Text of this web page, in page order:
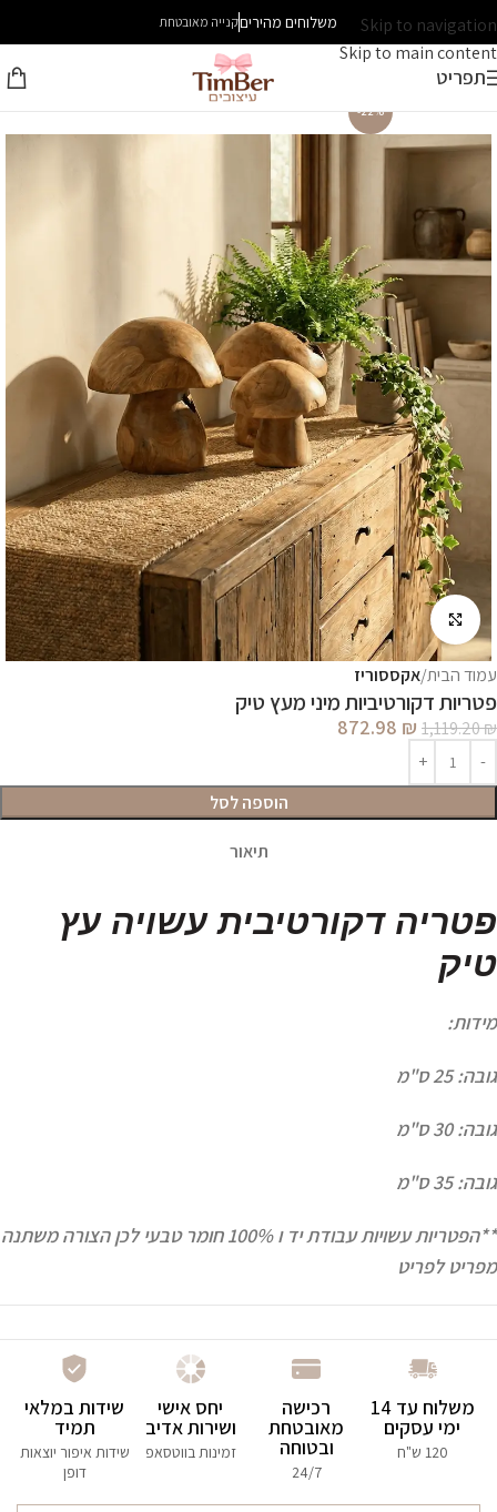
Skip to navigation
Skip to main content
משלוחים מהיריםקנייה מאובטחת
תפריט
עמוד הבית אקססוריז
פטריות דקורטיביות מיני מעץ טיק
1,119.20₪
872.98 ₪
הוספה לסל
תיאור
פטריה דקורטיבית עשויה עץ
טיק
מידות:
גובה: 25 ס"מ
גובה: 30 ס"מ
גובה: 35 ס"מ
**הפטריות עשויות עבודת יד ו 100% חומר טבעי לכן הצורה משתנה
מפריט לפריט
-22%
לחץ להגדלה
משלוח עד 14
ימי עסקים
120 ש"ח
רכישה
מאובטחת
ובטוחה
24/7
יחס אישי
ושירות אדיב
זמינות בווטסאפ
שידות במלאי
תמיד
שידות איפור יוצאות
דופן